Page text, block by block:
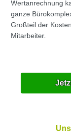
Wertanrechnung
ganze
Großteil der
Mitarbeiter.